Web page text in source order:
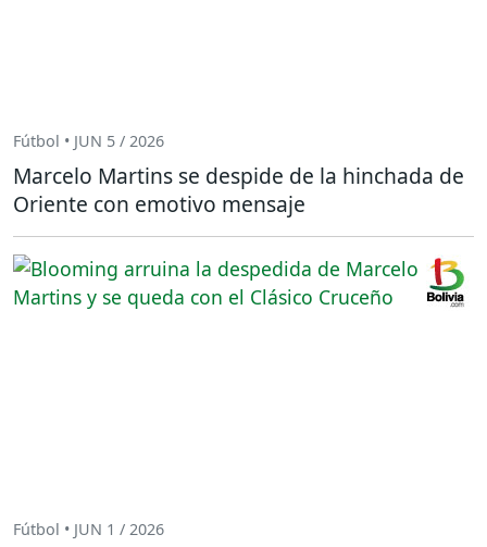
Fútbol • JUN 5 / 2026
Marcelo Martins se despide de la hinchada de
Oriente con emotivo mensaje
Fútbol • JUN 1 / 2026